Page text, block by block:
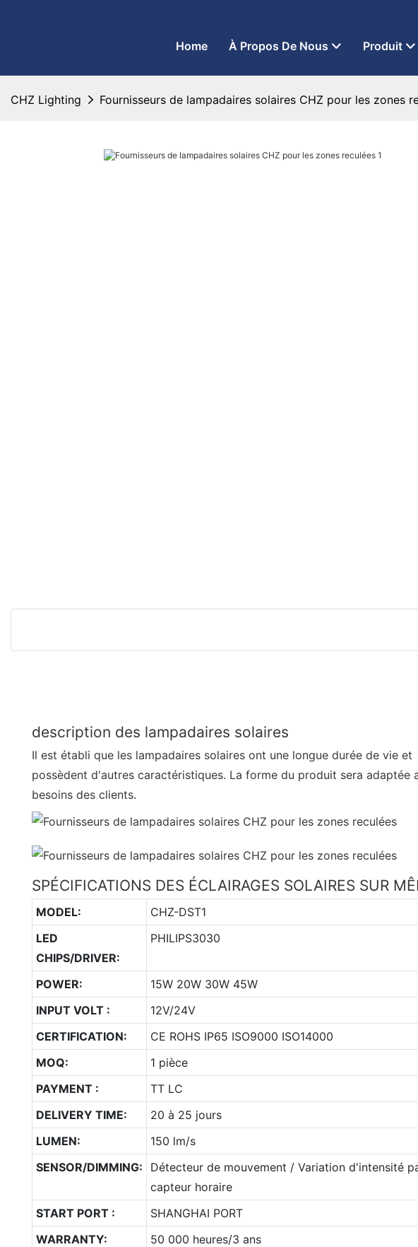
Home À Propos De Nous Produit
CHZ Lighting Fournisseurs de lampadaires solaires CHZ pour les zones
description des lampadaires solaires
Il est établi que les lampadaires solaires ont une longue durée de vie et
possèdent d'autres caractéristiques. La forme du produit sera adaptée
besoins des clients.
SPÉCIFICATIONS DES ÉCLAIRAGES SOLAIRES SUR
MODEL:
CHZ-DST1
LED
CHIPS/DRIVER:
PHILIPS3030
POWER:
15W 20W 30W 45W
INPUT VOLT :
12V/24V
CERTIFICATION:
CE ROHS IP65 ISO9000 ISO14000
MOQ:
1 pièce
PAYMENT :
TT LC
DELIVERY TIME:
20 à 25 jours
LUMEN:
150 lm/s
SENSOR/DIMMING:
Détecteur de mouvement / Variation d'intensité
capteur horaire
START PORT :
SHANGHAI PORT
WARRANTY:
50 000 heures/3 ans